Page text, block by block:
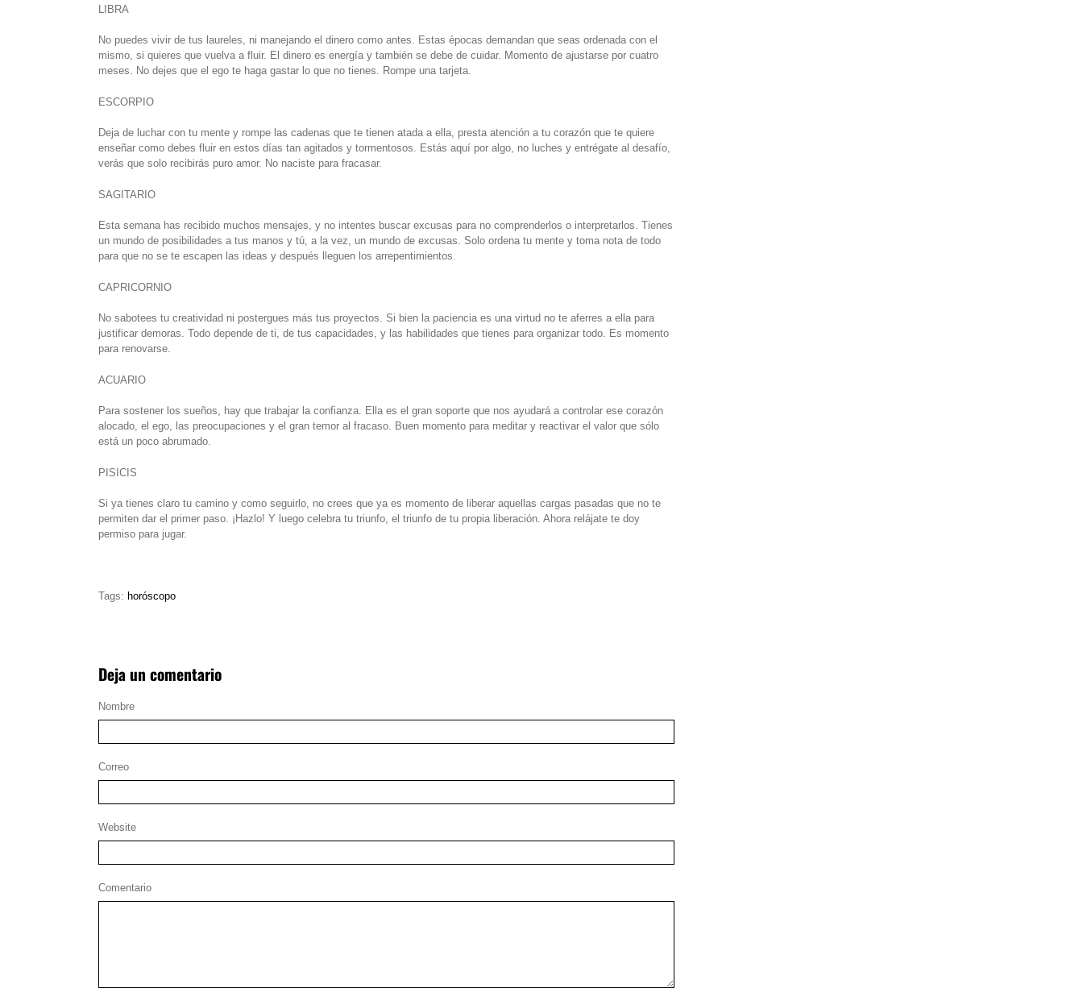
LIBRA
No puedes vivir de tus laureles, ni manejando el dinero como antes. Estas épocas demandan que seas ordenada con el
mismo, si quieres que vuelva a fluir. El dinero es energía y también se debe de cuidar. Momento de ajustarse por cuatro
meses. No dejes que el ego te haga gastar lo que no tienes. Rompe una tarjeta.
ESCORPIO
Deja de luchar con tu mente y rompe las cadenas que te tienen atada a ella, presta atención a tu corazón que te quiere
enseñar como debes fluir en estos días tan agitados y tormentosos. Estás aquí por algo, no luches y entrégate al desafío,
verás que solo recibirás puro amor. No naciste para fracasar.
SAGITARIO
Esta semana has recibido muchos mensajes, y no intentes buscar excusas para no comprenderlos o interpretarlos. Tienes
un mundo de posibilidades a tus manos y tú, a la vez, un mundo de excusas. Solo ordena tu mente y toma nota de todo
para que no se te escapen las ideas y después lleguen los arrepentimientos.
CAPRICORNIO
No sabotees tu creatividad ni postergues más tus proyectos. Si bien la paciencia es una virtud no te aferres a ella para
justificar demoras. Todo depende de ti, de tus capacidades, y las habilidades que tienes para organizar todo. Es momento
para renovarse.
ACUARIO
Para sostener los sueños, hay que trabajar la confianza. Ella es el gran soporte que nos ayudará a controlar ese corazón
alocado, el ego, las preocupaciones y el gran temor al fracaso. Buen momento para meditar y reactivar el valor que sólo
está un poco abrumado.
PISICIS
Si ya tienes claro tu camino y como seguirlo, no crees que ya es momento de liberar aquellas cargas pasadas que no te
permiten dar el primer paso. ¡Hazlo! Y luego celebra tu triunfo, el triunfo de tu propia liberación. Ahora relájate te doy
permiso para jugar.
Tags: horóscopo
Deja un comentario
Nombre
Correo
Website
Comentario